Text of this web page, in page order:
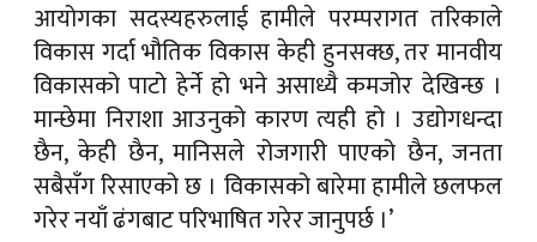
आयोगका सदस्यहरुलाई हामीले परम्परागत तरिकाले
विकास गर्दा भौतिक विकास केही हुनसक्छ, तर मानवीय
विकासको पाटो हेर्ने हो भने असाध्यै कमजोर देखिन्छ ।
मान्छेमा निराशा आउनुको कारण त्यही हो । उद्योगधन्दा
छैन, केही छैन, मानिसले रोजगारी पाएको छैन, जनता
सबैसँग रिसाएको छ । विकासको बारेमा हामीले छलफल
गरेर नयाँ ढंगबाट परिभाषित गरेर जानुपर्छ ।’